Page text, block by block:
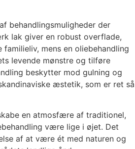
behandlingsmuligheder der
lak giver en robust overflade,
mens en oliebehandling
levende mønstre og tilføre
beskytter mod gulning og
æstetik, som er ret så
en atmosfære af traditionel,
være lige i øjet. Det
af at være ét med naturen og